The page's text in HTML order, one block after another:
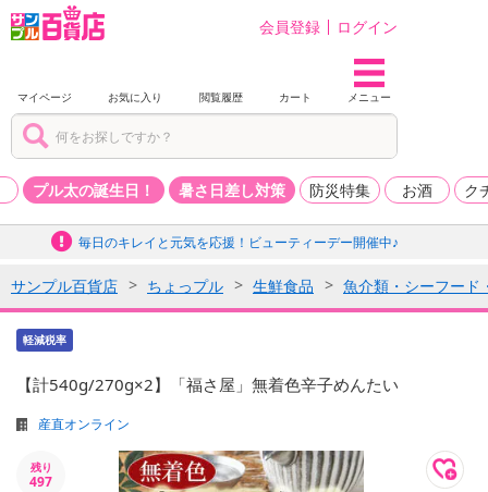
会員登録 ログイン
マイページ お気に入り 閲覧履歴 カート メニュー
プル太の誕生日！ 暑さ日差し対策 防災特集 お酒 ク
毎日のキレイと元気を応援！ビューティーデー開催中♪
サンプル百貨店 ちょっプル 生鮮食品 魚介類・シーフード
軽減税率
【計540g/270g×2】「福さ屋」無着色辛子めんたい
産直オンライン
残り
497